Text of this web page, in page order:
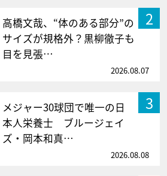
2
高橋文哉、“体のある部分”の
サイズが規格外？黒柳徹子も
目を見張…
2026.08.07
3
メジャー30球団で唯一の日
本人栄養士 ブルージェイ
ズ・岡本和真…
2026.08.08